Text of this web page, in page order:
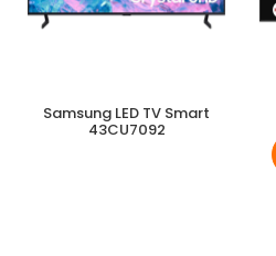
Samsung LED TV Smart
43CU7092